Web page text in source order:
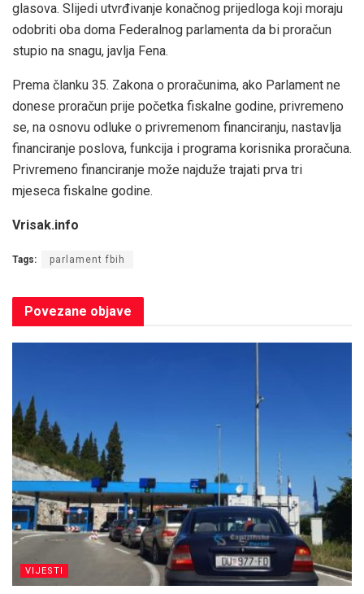
glasova. Slijedi utvrđivanje konačnog prijedloga koji moraju
odobriti oba doma Federalnog parlamenta da bi proračun
stupio na snagu, javlja Fena.
Prema članku 35. Zakona o proračunima, ako Parlament ne
donese proračun prije početka fiskalne godine, privremeno
se, na osnovu odluke o privremenom financiranju, nastavlja
financiranje poslova, funkcija i programa korisnika proračuna.
Privremeno financiranje može najduže trajati prva tri
mjeseca fiskalne godine.
Vrisak.info
Tags: parlament fbih
Povezane objave
VIJESTI